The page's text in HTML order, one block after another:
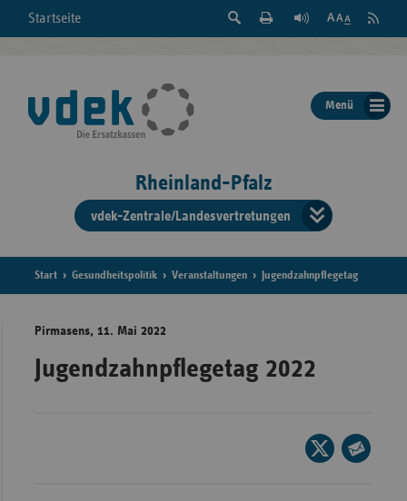
Startseite
Suche
der
Seite
Feed
Menü
Rheinland-Pfalz
vdek-Zentrale/Landesvertretungen
der
Start Gesundheitspolitik Veranstaltungen Jugendzahnpflegetag
Pirmasens, 11. Mai 2022
Jugendzahnpflegetag 2022
Seite
auf